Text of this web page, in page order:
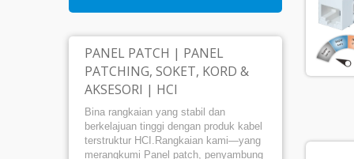
PANEL PATCH | PANEL
PATCHING, SOKET, KORD &
AKSESORI | HCI
Bina rangkaian yang stabil dan
berkelajuan tinggi dengan produk kabel
terstruktur HCI.Rangkaian kami—yang
merangkumi Panel patch, penyambung